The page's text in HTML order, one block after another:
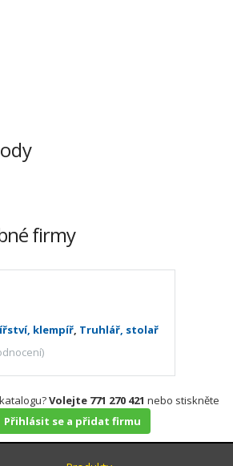
firmy
klempíř, Truhlář, stolař
Volejte 771 270 421 nebo stiskněte
Přihlásit se a přidat firmu